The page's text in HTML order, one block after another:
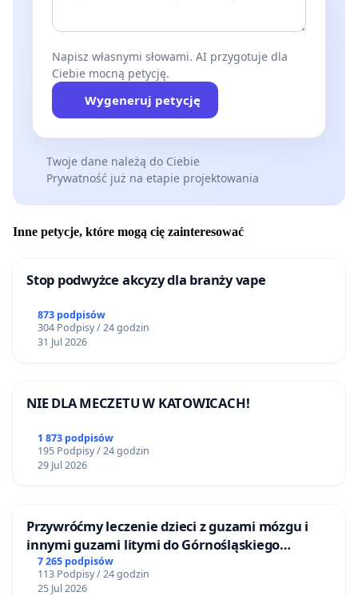
Napisz własnymi słowami. AI przygotuje dla
Ciebie mocną petycję.
Wygeneruj petycję
Twoje dane należą do Ciebie
Prywatność już na etapie projektowania
Inne petycje, które mogą cię zainteresować
Stop podwyżce akcyzy dla branży vape
873 podpisów
304 Podpisy / 24 godzin
31 Jul 2026
NIE DLA MECZETU W KATOWICACH!
1 873 podpisów
195 Podpisy / 24 godzin
29 Jul 2026
Przywróćmy leczenie dzieci z guzami mózgu i
innymi guzami litymi do Górnośląskiego
Centrum Zdrowia Dziecka w Katowicach
7 265 podpisów
113 Podpisy / 24 godzin
25 Jul 2026